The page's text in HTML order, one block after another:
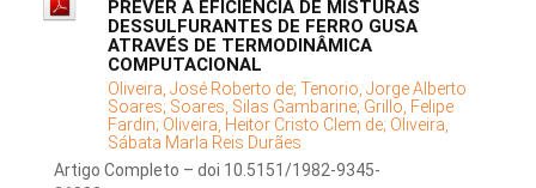
PREVER A EFICIÊNCIA DE MISTURAS
DESSULFURANTES DE FERRO GUSA
ATRAVÉS DE TERMODINÂMICA
COMPUTACIONAL
Oliveira, José Roberto de; Tenorio, Jorge Alberto
Soares; Soares, Silas Gambarine; Grillo, Felipe
Fardin; Oliveira, Heitor Cristo Clem de; Oliveira,
Sábata Marla Reis Durães
Artigo Completo – doi 10.5151/1982-9345-